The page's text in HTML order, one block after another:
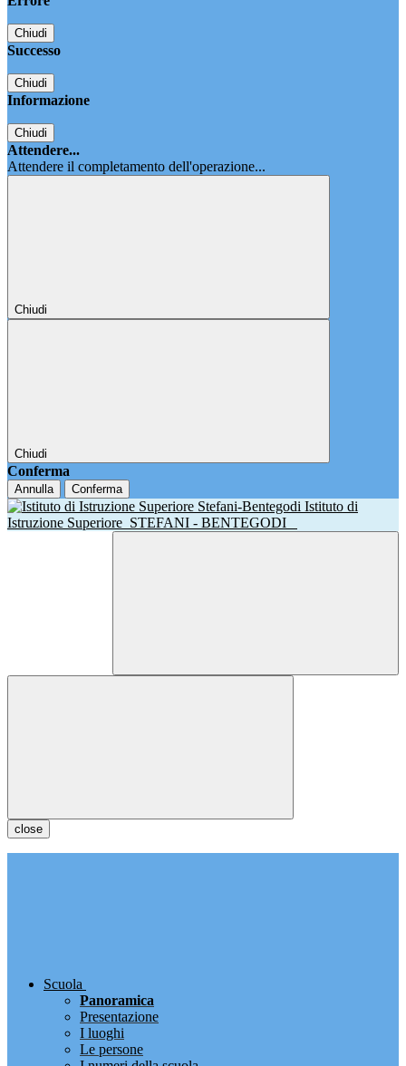
Chiudi
Successo
Chiudi
Informazione
Chiudi
Attendere...
Attendere il completamento dell'operazione...
Chiudi
Chiudi
Conferma
Annulla Conferma
Istituto di
Istruzione Superiore STEFANI - BENTEGODI
close
Scuola
Panoramica
Presentazione
I luoghi
Le persone